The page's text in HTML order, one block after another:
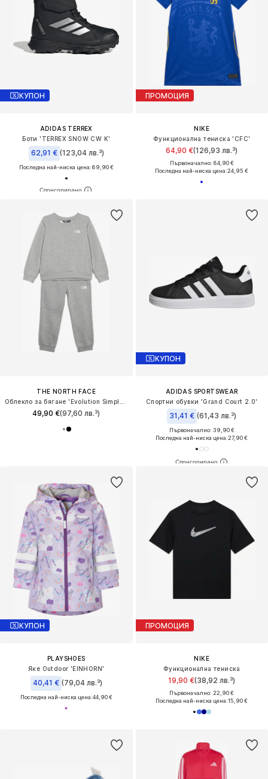
КУПОН
ADIDAS TERREX
Боти 'TERREX SNOW CW K'
62,91 € (123,04 лв.³)
Последна най-ниска цена:69,90 €
ПРОМОЦИЯ
NIKE
Функционална тениска 'CFC'
64,90 €(126,93 лв.³)
Първоначално: 84,90 €
Последна най-ниска цена:24,95 €
THE NORTH FACE
49,90 €(97,60 лв.³)
КУПОН
ADIDAS SPORTSWEAR
Спортни обувки 'Grand Court 2.0'
31,41 € (61,43 лв.³)
Първоначално: 39,90 €
Последна най-ниска цена:27,90 €
КУПОН
PLAYSHOES
Яке Outdoor 'EINHORN'
40,41 € (79,04 лв.³)
Последна най-ниска цена:44,90 €
ПРОМОЦИЯ
NIKE
Функционална тениска
19,90 €(38,92 лв.³)
Първоначално: 22,90 €
Последна най-ниска цена:15,90 €